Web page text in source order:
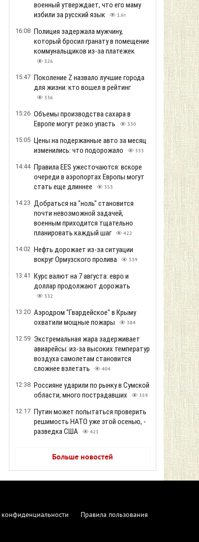
военный утверждает, что его маму
избили за русский язык
1.6т
16:08 Полиция задержала мужчину,
который бросил гранату в помещение
коммунальщиков из-за платежек
326
15:47 Поколение Z назвало лучшие города
для жизни: кто вошел в рейтинг
336
15:26 Объемы производства сахара в
Европе могут резко упасть
330
15:05 Цены на подержанные авто за месяц
изменились: что подорожало
333
14:44 Правила EES ужесточаются: вскоре
очереди в аэропортах Европы могут
стать еще длиннее
353
14:23 Добраться на "ноль" становится
почти невозможной задачей,
военным приходится тщательно
планировать каждый шаг
422
14:02 Нефть дорожает из-за ситуации
вокруг Ормузского пролива
339
13:41 Курс валют на 7 августа: евро и
доллар продолжают дорожать
332
13:20 Аэродром "Гвардейское" в Крыму
охватили мощные пожары
384
12:59 Экстремальная жара задерживает
авиарейсы: из-за высоких температур
воздуха самолетам становится
сложнее взлетать
404
12:38 Россияне ударили по рынку в Сумской
области, много пострадавших
359
12:17 Путин может попытаться проверить
решимость НАТО уже этой осенью, -
разведка США
421
Больше новостей
Правила пользования